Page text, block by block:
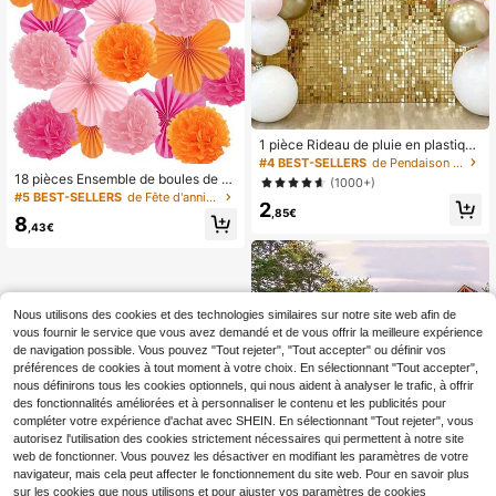
18 pièces Ensemble de boules de d
écoration de fleurs en éventail de p
onvenant pour anniversaire, mariag
#5 BEST-SELLERS de Fête d'anniversaire Pompons en tissu
8 ,43€
1 pièce Rideau de pluie en plastique
100*200 cm, rideau de couleur or o
u argent pour la décoration murale
de la maison, parfait pour l'annivers
aire, le mariage, la fête de vacance
s (noir), la rentrée des classes, la Sa
int-Valentin
#4 BEST-SELLERS
de Pendaison de crémaillère Arrière-plans de fête
(1000+)
2 ,85€
Nous utilisons des cookies et des technologies similaires sur notre site web afin de
vous fournir le service que vous avez demandé et de vous offrir la meilleure expérience
de navigation possible. Vous pouvez "Tout rejeter", "Tout accepter" ou définir vos
préférences de cookies à tout moment à votre choix. En sélectionnant "Tout accepter",
nous définirons tous les cookies optionnels, qui nous aident à analyser le trafic, à offrir
des fonctionnalités améliorées et à personnaliser le contenu et les publicités pour
compléter votre expérience d'achat avec SHEIN. En sélectionnant "Tout rejeter", vous
autorisez l'utilisation des cookies strictement nécessaires qui permettent à notre site
web de fonctionner. Vous pouvez les désactiver en modifiant les paramètres de votre
navigateur, mais cela peut affecter le fonctionnement du site web. Pour en savoir plus
sur les cookies que nous utilisons et pour ajuster vos paramètres de cookies